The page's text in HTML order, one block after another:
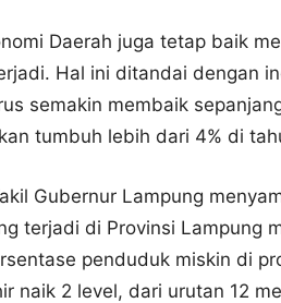
Daerah juga tetap baik
Hal ini ditandai dengan
semakin membaik
tumbuh lebih dari 4% di
Gubernur Lampung
terjadi di Provinsi Lampung
penduduk miskin di
naik 2 level, dari urutan 12